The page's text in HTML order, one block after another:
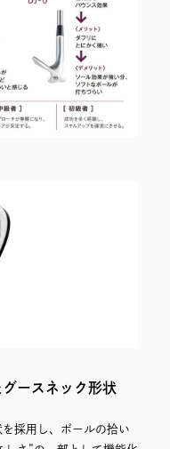
ースネック形状
採用し、ボールの拾い